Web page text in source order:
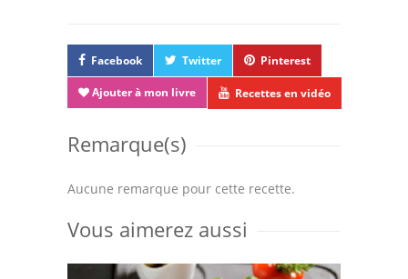
Facebook Twitter Pinterest
Ajouter à mon livre Recettes en vidéo
Remarque(s)
Aucune remarque pour cette recette.
Vous aimerez aussi